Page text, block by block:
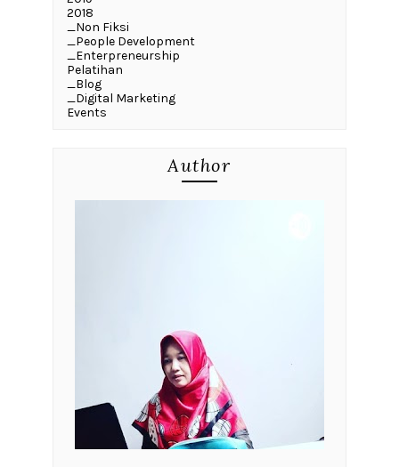
2018
_Non Fiksi
_People Development
_Enterpreneurship
Pelatihan
_Blog
_Digital Marketing
Events
Author